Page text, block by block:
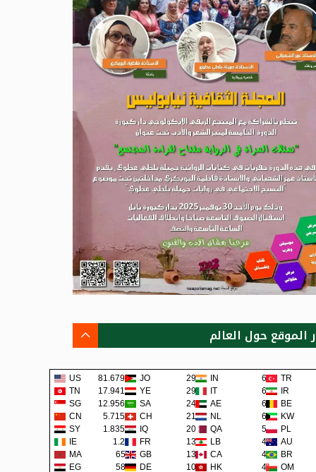
الموقع حول العالم
US 81.679K JO 292 IN 68 TR
TN
17.941K YE 290 IT 62 IR
SG
12.956K SA 242 AE 62 BE
CN
5.715K CH 219 NL 60 KW
SY
1.835K IQ 200 QA 57 PL
IE
1.2K FR 138 LB 48 AU
MA
659 GB 133 CA 45 BR
EG
581 DE 108 HK 42 OM